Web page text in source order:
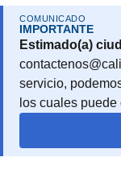
COMUNICADO
IMPORTANTE
Estimado(a)
servicio,
los cuales